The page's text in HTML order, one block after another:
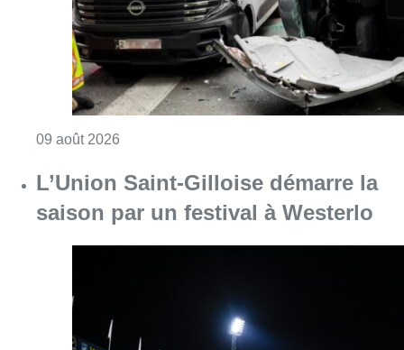
09 août 2026
L’Union Saint-Gilloise démarre la
saison par un festival à Westerlo